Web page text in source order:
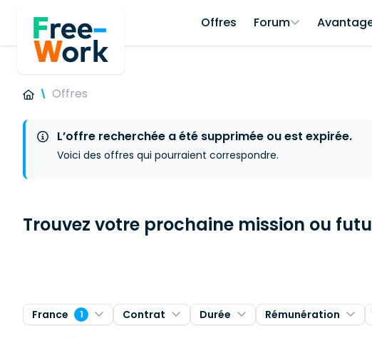
Offres Forum
Offres
L’offre recherchée a été supprimée ou est expirée.
Voici des offres qui pourraient correspondre.
Trouvez votre prochaine mission ou
France 1 Contrat Durée Rémunération